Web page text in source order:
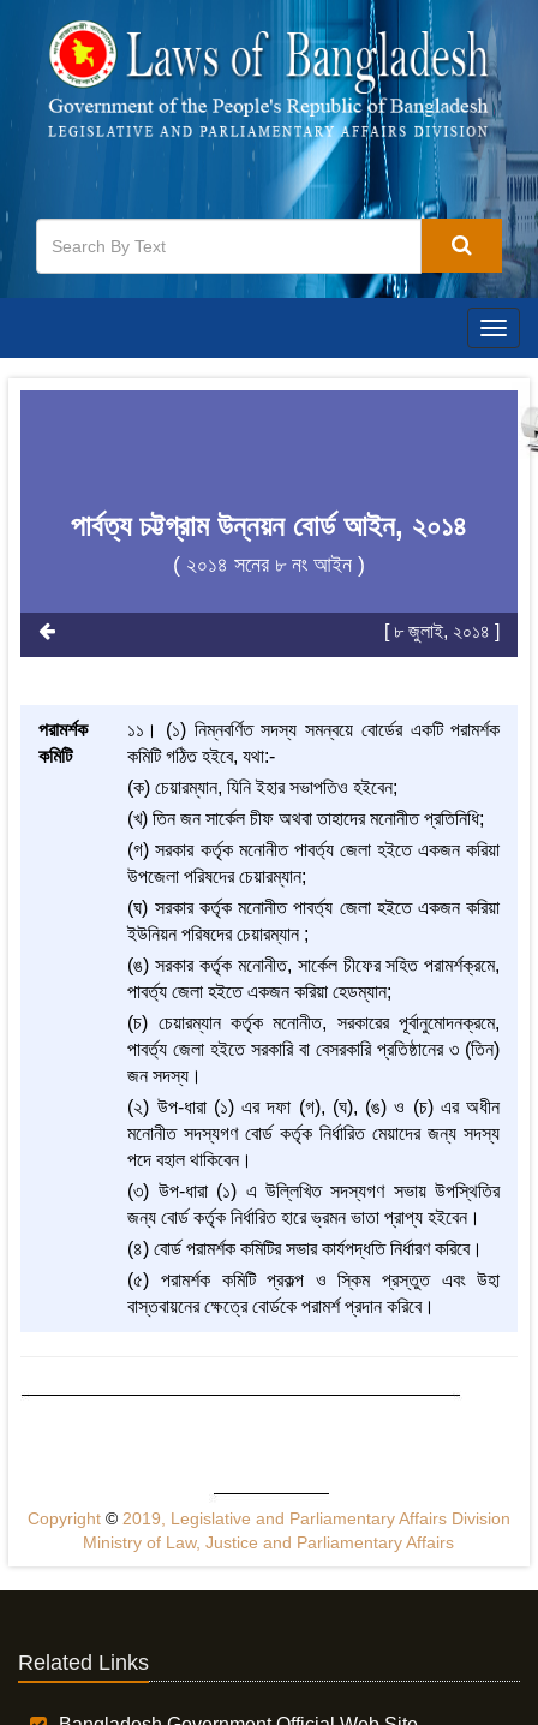
পার্বত্য চট্টগ্রাম উন্নয়ন বোর্ড আইন, ২০১৪
( ২০১৪ সনের ৮ নং আইন )
[ ৮ জুলাই, ২০১৪ ]
পরামর্শক
কমিটি
১১। (১) নিম্নবর্ণিত সদস্য সমন্বয়ে বোর্ডের একটি পরামর্শক
কমিটি গঠিত হইবে, যথা:-
(ক) চেয়ারম্যান, যিনি ইহার সভাপতিও হইবেন;
(খ) তিন জন সার্কেল চীফ অথবা তাহাদের মনোনীত প্রতিনিধি;
(গ) সরকার কর্তৃক মনোনীত পাবর্ত্য জেলা হইতে একজন করিয়া
উপজেলা পরিষদের চেয়ারম্যান;
(ঘ) সরকার কর্তৃক মনোনীত পাবর্ত্য জেলা হইতে একজন করিয়া
ইউনিয়ন পরিষদের চেয়ারম্যান ;
(ঙ) সরকার কর্তৃক মনোনীত, সার্কেল চীফের সহিত পরামর্শক্রমে,
পাবর্ত্য জেলা হইতে একজন করিয়া হেডম্যান;
(চ) চেয়ারম্যান কর্তৃক মনোনীত, সরকারের পূর্বানুমোদনক্রমে,
পাবর্ত্য জেলা হইতে সরকারি বা বেসরকারি প্রতিষ্ঠানের ৩ (তিন)
জন সদস্য।
(২) উপ-ধারা (১) এর দফা (গ), (ঘ), (ঙ) ও (চ) এর অধীন
মনোনীত সদস্যগণ বোর্ড কর্তৃক নির্ধারিত মেয়াদের জন্য সদস্য
পদে বহাল থাকিবেন।
(৩) উপ-ধারা (১) এ উল্লিখিত সদস্যগণ সভায় উপস্থিতির
জন্য বোর্ড কর্তৃক নির্ধারিত হারে ভ্রমন ভাতা প্রাপ্য হইবেন।
(৪) বোর্ড পরামর্শক কমিটির সভার কার্যপদ্ধতি নির্ধারণ করিবে।
(৫) পরামর্শক কমিটি প্রকল্প ও স্কিম প্রস্তুত এবং উহা
বাস্তবায়নের ক্ষেত্রে বোর্ডকে পরামর্শ প্রদান করিবে।
Copyright ©2019, Legislative and Parliamentary Affairs Division
Ministry of Law, Justice and Parliamentary Affairs
Related Links